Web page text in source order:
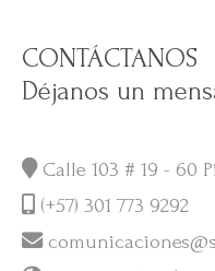
CONTÁCTANOS
Déjanos un
Calle 103 # 19 - 60
(+57) 301 773 9292